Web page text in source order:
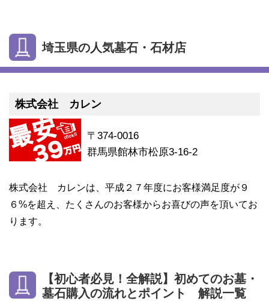
埼玉県の人気墓石・石材店
株式会社 カレン
〒374-0016
群馬県館林市松原3-16-2
株式会社 カレンは、平成２７年度にお客様満足度が９
６%を超え、たくさんのお客様からお喜びの声を頂いてお
ります。
【初心者必見！全解説】初めてのお墓・
墓石購入の流れとポイント 解説一覧